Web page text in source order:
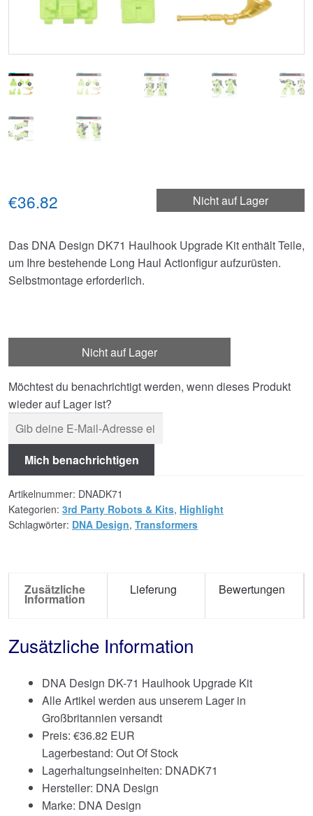
Nicht auf Lager
€36.82
Das DNA Design DK71 Haulhook Upgrade Kit enthält Teile,
um Ihre bestehende Long Haul Actionfigur aufzurüsten.
Selbstmontage erforderlich.
Nicht auf Lager
Möchtest du benachrichtigt werden, wenn dieses Produkt
wieder auf Lager ist?
Mich benachrichtigen
Artikelnummer: DNADK71
Kategorien: 3rd Party Robots & Kits, Highlight
Schlagwörter: DNA Design, Transformers
Zusätzliche
Information
Lieferung Bewertungen
Zusätzliche Information
DNA Design DK-71 Haulhook Upgrade Kit
Alle Artikel werden aus unserem Lager in
Großbritannien versandt
Preis: €36.82 EUR
Lagerbestand: Out Of Stock
Lagerhaltungseinheiten: DNADK71
Hersteller: DNA Design
Marke: DNA Design